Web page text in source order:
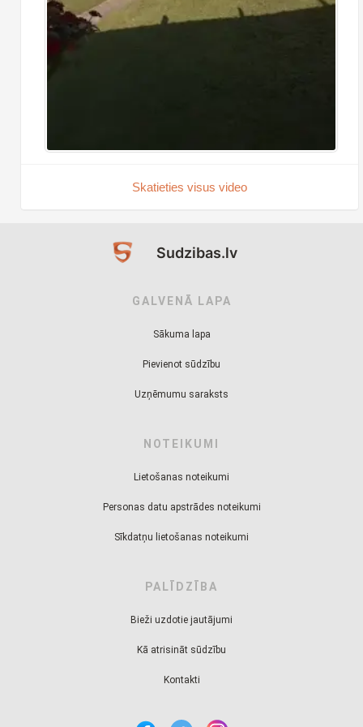
Skatieties visus video
Sudzibas.lv
GALVENĀ LAPA
Sākuma lapa
Pievienot sūdzību
Uzņēmumu saraksts
NOTEIKUMI
Lietošanas noteikumi
Personas datu apstrādes noteikumi
Sīkdatņu lietošanas noteikumi
PALĪDZĪBA
Bieži uzdotie jautājumi
Kā atrisināt sūdzību
Kontakti